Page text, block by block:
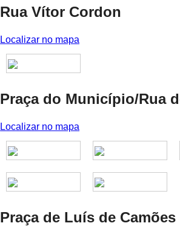
Rua Vítor Cordon
Localizar no mapa
Praça do Município/Rua
Localizar no mapa
Praça de Luís de Camões